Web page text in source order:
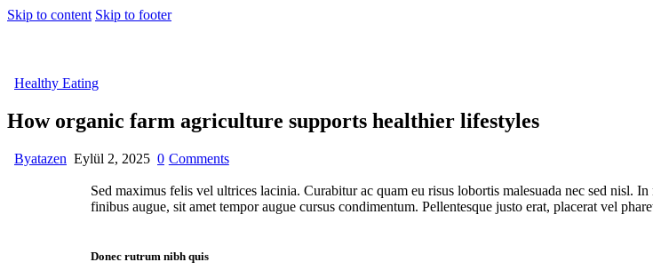
Skip to content Skip to footer
Healthy Eating
How organic farm agriculture supports healthier lifestyles
Byatazen Eylül 2, 2025 0 Comments
Sed maximus felis vel ultrices lacinia. Curabitur ac quam eu risus lobortis malesuada nec sed nisl.
finibus augue, sit amet tempor augue cursus condimentum. Pellentesque justo erat, placerat vel
Donec rutrum nibh quis